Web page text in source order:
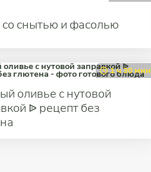
со снытью и фасолью
1 ч 30 мин
оливье с нутовой
ᐉ рецепт без